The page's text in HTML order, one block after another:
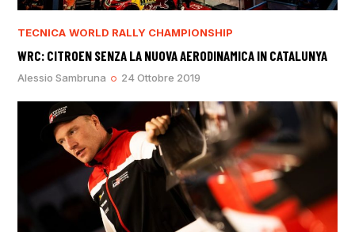
TECNICA WORLD RALLY CHAMPIONSHIP
WRC: CITROEN SENZA LA NUOVA AERODINAMICA IN CATALUNYA
Alessio Sambruna 24 Ottobre 2019